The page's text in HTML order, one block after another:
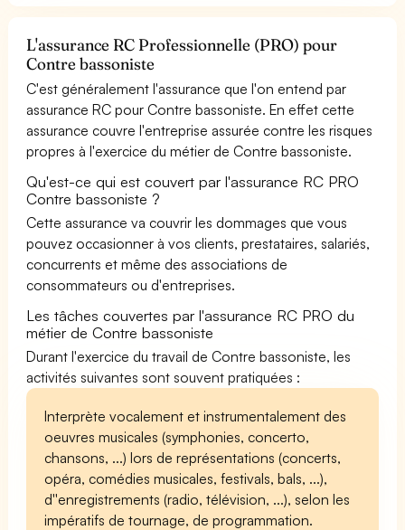
L'assurance RC Professionnelle (PRO) pour
Contre bassoniste
C'est généralement l'assurance que l'on entend par
assurance RC pour Contre bassoniste. En effet cette
assurance couvre l'entreprise assurée contre les risques
propres à l'exercice du métier de Contre bassoniste.
Qu'est-ce qui est couvert par l'assurance RC PRO
Contre bassoniste ?
Cette assurance va couvrir les dommages que vous
pouvez occasionner à vos clients, prestataires, salariés,
concurrents et même des associations de
consommateurs ou d'entreprises.
Les tâches couvertes par l'assurance RC PRO du
métier de Contre bassoniste
Durant l'exercice du travail de Contre bassoniste, les
activités suivantes sont souvent pratiquées :
Interprète vocalement et instrumentalement des
oeuvres musicales (symphonies, concerto,
chansons, ...) lors de représentations (concerts,
opéra, comédies musicales, festivals, bals, ...),
d''enregistrements (radio, télévision, ...), selon les
impératifs de tournage, de programmation.